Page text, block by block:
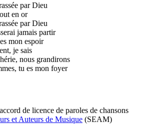
par Dieu
en or
par Dieu
jamais partir
mon espoir
je sais
nous grandirons
tu es mon foyer
de licence de paroles de chansons
et Auteurs de Musique (SEAM)